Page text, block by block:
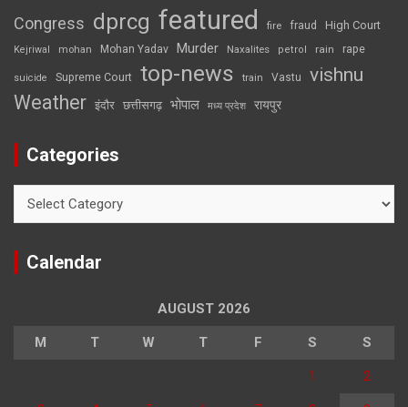
Congress dprcg featured fire fraud High Court
Kejriwal mohan Mohan Yadav Murder Naxalites petrol rain rape
suicide Supreme Court top-news train Vastu vishnu
Weather इंदौर छत्तीसगढ़ भोपाल मध्य प्रदेश रायपुर
Categories
Calendar
AUGUST 2026
M T W T F S S
1 2